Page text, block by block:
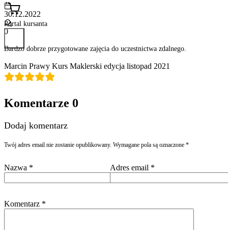
Portal kursanta
30.12.2022
0
Bardzo dobrze przygotowane zajęcia do uczestnictwa zdalnego.
Marcin Prawy Kurs Maklerski edycja listopad 2021
Komentarze 0
Dodaj komentarz
Twój adres email nie zostanie opublikowany. Wymagane pola są oznaczone *
Komentarz *
Nazwa * Adres email *